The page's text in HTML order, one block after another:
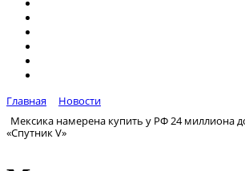
Главная
Новости
Мексика намерена купить у РФ 24 миллиона
«Спутник V»